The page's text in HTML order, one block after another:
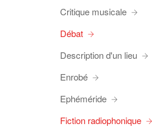
Critique musicale
Débat
Description d'un lieu
Enrobé
Ephéméride
Fiction radiophonique